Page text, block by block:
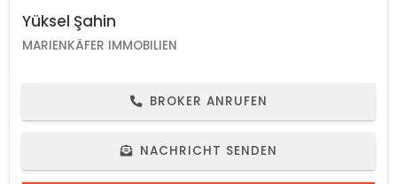
Yüksel Şahin
MARIENKÄFER IMMOBILIEN
BROKER ANRUFEN
NACHRICHT SENDEN